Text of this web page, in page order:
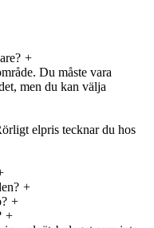
+
Du måste vara
men du kan välja
elpris tecknar du hos
+
+
+